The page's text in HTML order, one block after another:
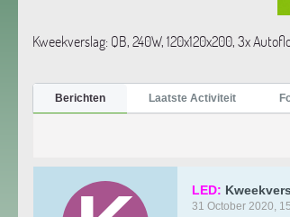
Kweekverslag: QB, 240W, 120x120x200, 3x
Berichten Laatste Activiteit
LED:
31 October 2020,